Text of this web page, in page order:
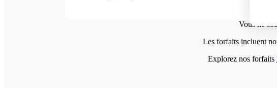
Vous ne
Les forfaits incluent
Explorez nos forfaits